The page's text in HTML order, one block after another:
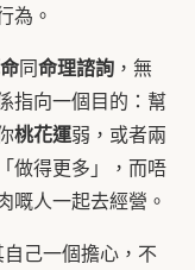
為。
同命理諮詢 ，無
指向一個目的：幫
桃花運弱，或者兩
做得更多」，而唔
嘅人一起去經營。
自己一個擔心，不